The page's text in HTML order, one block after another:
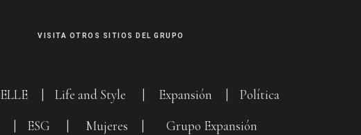
VISITA OTROS SITIOS DEL GRUPO
ELLE Life and Style Expansión
Política
ESG Mujeres Grupo Expansión